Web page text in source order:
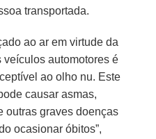
transportada.
ao ar em virtude da
veículos automotores é
ao olho nu. Este
causar asmas,
outras graves doenças
ocasionar óbitos”,